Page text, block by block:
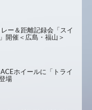
ー＆距離記録会「スイ
開催＜広島・福山＞
ホイールに「トライ
場